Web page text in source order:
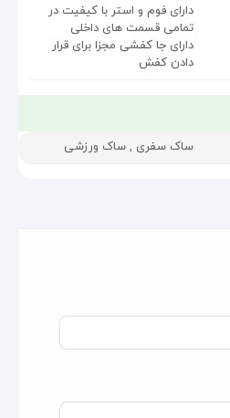
دارای فوم و استر با کیفیت در
تمامی قسمت های داخلی
دارای جا کفشی مجزا برای قرار
دادن کفش
ساک سفری , ساک ورزشی